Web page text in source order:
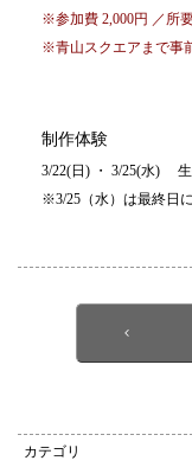
※参加費 2,000円 ／所
※青山スクエアまで事
制作体験
3/22(日) ・ 3/25(水)
※3/25（水）は最終日
カテゴリ